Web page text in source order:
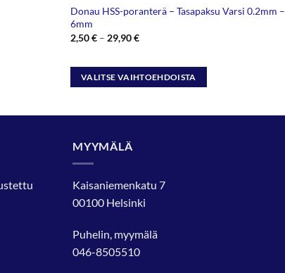
Donau HSS-poranterä – Tasapaksu Varsi 0.2mm –
6mm
2,50€ – 29,90€Hintaluokka:
29,90 €
VALITSE VAIHTOEHDOISTA
useampi
tehdä
valinnat
sivulla.
MYYMÄLÄ
Kaisaniemenkatu 7
00100 Helsinki
Puhelin, myymälä
046-8505510